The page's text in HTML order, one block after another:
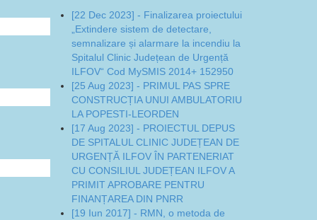
[22 Dec 2023] - Finalizarea proiectului
„Extindere sistem de detectare,
semnalizare și alarmare la incendiu la
Spitalul Clinic Județean de Urgență
ILFOV“ Cod MySMIS 2014+ 152950
[25 Aug 2023] - PRIMUL PAS SPRE
CONSTRUCȚIA UNUI AMBULATORIU
LA POPESTI-LEORDEN
[17 Aug 2023] - PROIECTUL DEPUS
DE SPITALUL CLINIC JUDEȚEAN DE
URGENȚĂ ILFOV ÎN PARTENERIAT
CU CONSILIUL JUDEȚEAN ILFOV A
PRIMIT APROBARE PENTRU
FINANȚAREA DIN PNRR
[19 Iun 2017] - RMN, o metoda de